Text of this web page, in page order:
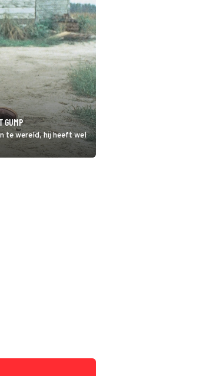
GUMP
te wereld, hij heeft wel